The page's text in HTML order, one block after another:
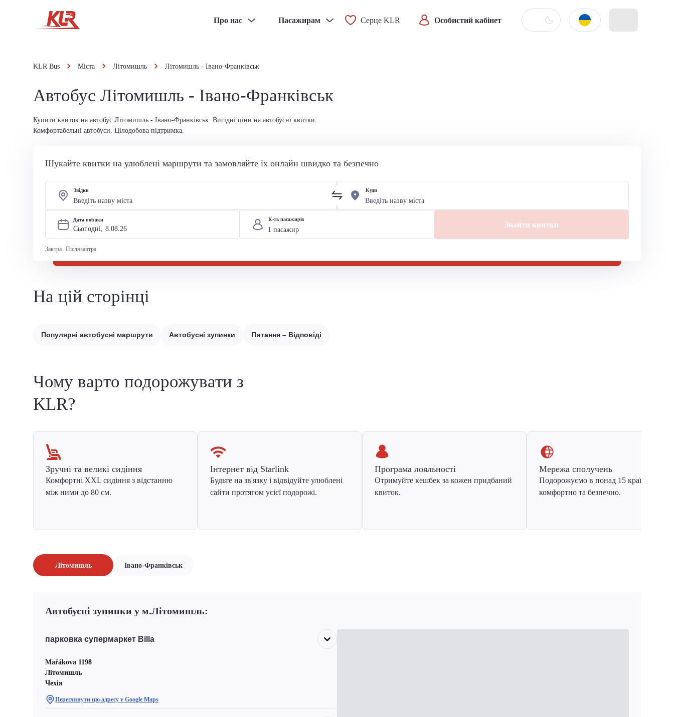
Про нас Пасажирам Серце KLR Особистий кабінет
KLR Bus Міста Літомишль Літомишль - Івано-Франківськ
Автобус Літомишль - Івано-Франківськ
Купити квиток на автобус Літомишль - Івано-Франківськ. Вигідні ціни на автобусні квитки.
Комфортабельні автобуси. Цілодобова підтримка.
Шукайте квитки на улюблені маршрути та замовляйте їх онлайн швидко та безпечно
Звідки Куди
Дата поїздки
Сьогодні, 8.08.26
Завтра Післязавтра
К-ть пасажирів
Знайти квитки
На цій сторінці
Популярні автобусні маршрути Автобусні зупинки Питання – Відповіді
Чому варто подорожувати з
KLR?
Зручні та великі сидіння
Комфортні XXL сидіння з відстанню
між ними до 80 см.
Інтернет від Starlink
Будьте на зв'язку і відвідуйте улюблені
сайти протягом усієї подорожі.
Програма лояльності
Отримуйте кешбек за кожен придбаний
квиток.
Мережа сполучень
Подорожуємо в понад 15 країн Європи
комфортно та безпечно.
Літомишль Івано-Франківськ
Автобусні зупинки у м.Літомишль:
парковка супермаркет Billa
Mařákova 1198
Літомишль
Чехiя
Переглянути цю адресу у Google Maps